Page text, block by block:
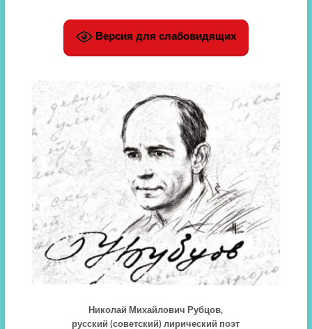
Версия для слабовидящих
Николай Михайлович Рубцов,
русский (советский) лирический поэт